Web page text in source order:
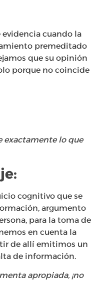
evidencia cuando la
premeditado
que su opinión
porque no coincide
exactamente lo que
cognitivo que se
argumento
para la toma de
en cuenta la
de allí emitimos un
de información.
apropiada, ¡no